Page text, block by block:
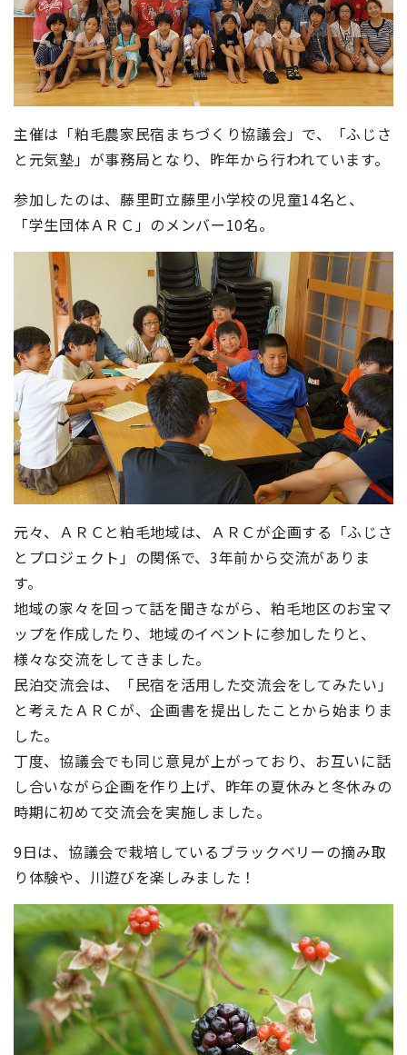
主催は「粕毛農家民宿まちづくり協議会」で、「ふじさ
と元気塾」が事務局となり、昨年から行われています。
参加したのは、藤里町立藤里小学校の児童14名と、
「学生団体ＡＲＣ」のメンバー10名。
元々、ＡＲＣと粕毛地域は、ＡＲＣが企画する「ふじさ
とプロジェクト」の関係で、3年前から交流がありま
す。
地域の家々を回って話を聞きながら、粕毛地区のお宝マ
ップを作成したり、地域のイベントに参加したりと、
様々な交流をしてきました。
民泊交流会は、「民宿を活用した交流会をしてみたい」
と考えたＡＲＣが、企画書を提出したことから始まりま
した。
丁度、協議会でも同じ意見が上がっており、お互いに話
し合いながら企画を作り上げ、昨年の夏休みと冬休みの
時期に初めて交流会を実施しました。
9日は、協議会で栽培しているブラックベリーの摘み取
り体験や、川遊びを楽しみました！